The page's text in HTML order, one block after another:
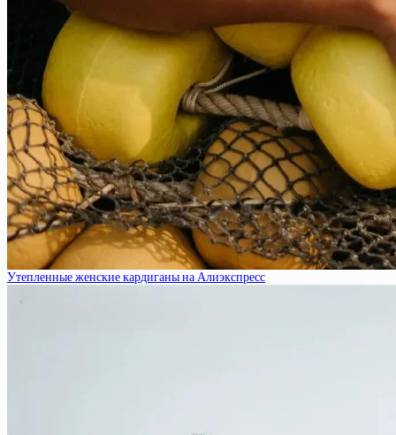
Утепленные женские кардиганы на Алиэкспресс